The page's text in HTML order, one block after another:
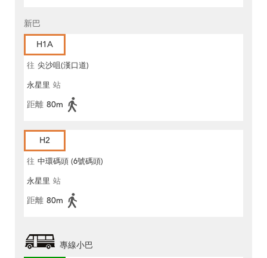
新巴
H1A
往 尖沙咀(漢口道)
永星里 站
距離 80m
H2
往 中環碼頭 (6號碼頭)
永星里 站
距離 80m
專線小巴